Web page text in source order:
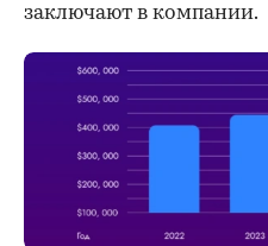
заключают в компании.